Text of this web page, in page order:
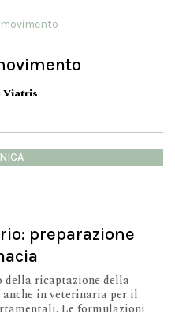
Viatris
preparazione
ricaptazione della
in veterinaria per il
Le formulazioni